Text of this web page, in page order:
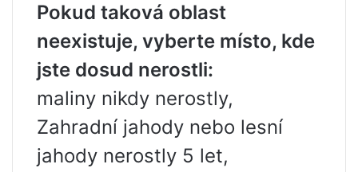
Pokud taková oblast
neexistuje, vyberte místo, kde
jste dosud nerostli:
maliny nikdy nerostly,
Zahradní jahody nebo lesní
jahody nerostly 5 let,